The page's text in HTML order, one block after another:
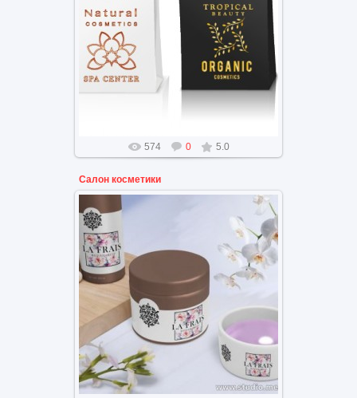
Логотип брендинг на пакетах в
574 0 5.0
Салон косметики
Дизайн, логотип для
косметического салона,
косметических средств